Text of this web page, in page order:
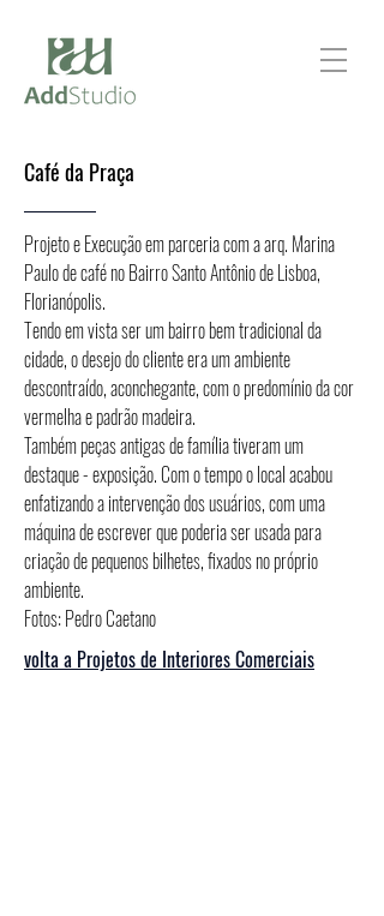
Café da Praça
Projeto e Execução em parceria com a arq. Marina
Paulo de café no Bairro Santo Antônio de Lisboa,
Florianópolis.
Tendo em vista ser um bairro bem tradicional da
cidade, o desejo do cliente era um ambiente
descontraído, aconchegante, com o predomínio da cor
vermelha e padrão madeira.
Também peças antigas de família tiveram um
destaque - exposição. Com o tempo o local acabou
enfatizando a intervenção dos usuários, com uma
máquina de escrever que poderia ser usada para
criação de pequenos bilhetes, fixados no próprio
ambiente.
Fotos: Pedro Caetano
volta a Projetos de Interiores Comerciais